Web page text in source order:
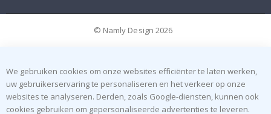
© Namly Design 2026
We gebruiken cookies om onze websites efficiënter te laten werken,
uw gebruikerservaring te personaliseren en het verkeer op onze
websites te analyseren. Derden, zoals Google-diensten, kunnen ook
cookies gebruiken om gepersonaliseerde advertenties te leveren.